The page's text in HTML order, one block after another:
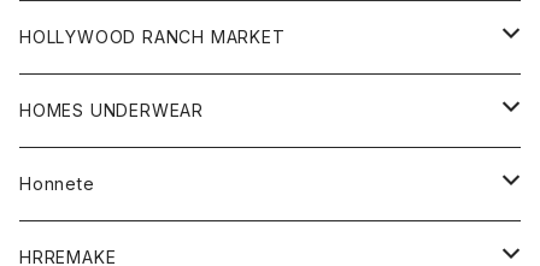
シャツ
カーディガン
ボトム
グッズ
帽子
ストール
HOLLYWOOD RANCH MARKET
アウター
カーディガン
コート
アクセサリー
ウォレット
キッズ
HOMES UNDERWEAR
アウター
カーディガン
キッズ
Honnete
ブラウス
HRREMAKE